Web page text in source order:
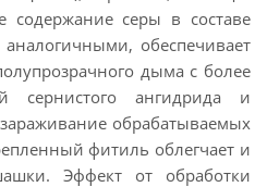
серы в составе
обеспечивает
дыма с более
сернистого ангидрида и
обрабатываемых
фитиль облегчает и
Эффект от обработки